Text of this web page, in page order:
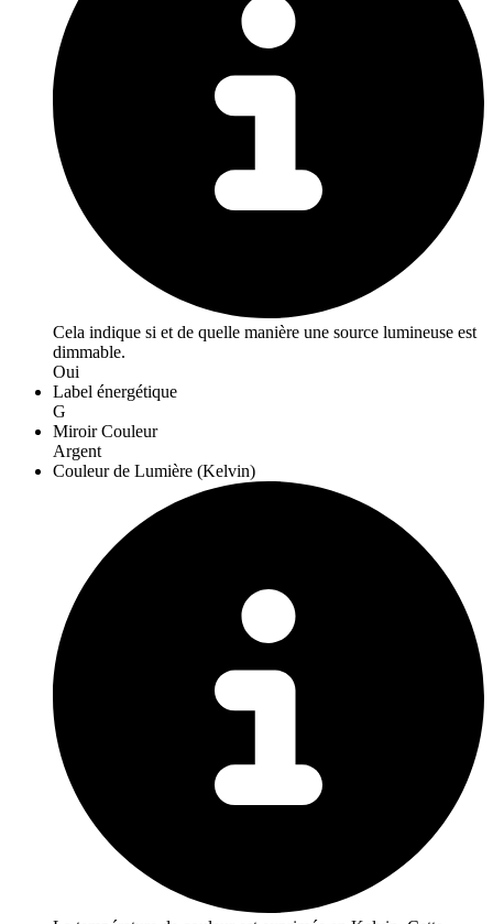
Cela indique si et de quelle manière une source lumineuse est
dimmable.
Oui
Label énergétique
G
Miroir Couleur
Argent
Couleur de Lumière (Kelvin)